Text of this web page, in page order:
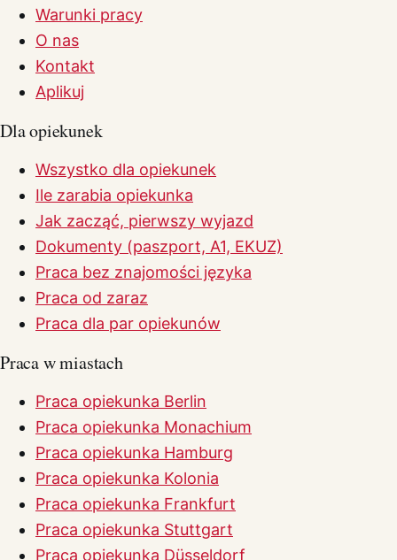
Warunki pracy
O nas
Kontakt
Aplikuj
Dla opiekunek
Wszystko dla opiekunek
Ile zarabia opiekunka
Jak zacząć, pierwszy wyjazd
Dokumenty (paszport, A1, EKUZ)
Praca bez znajomości języka
Praca od zaraz
Praca dla par opiekunów
Praca w miastach
Praca opiekunka Berlin
Praca opiekunka Monachium
Praca opiekunka Hamburg
Praca opiekunka Kolonia
Praca opiekunka Frankfurt
Praca opiekunka Stuttgart
Praca opiekunka Düsseldorf